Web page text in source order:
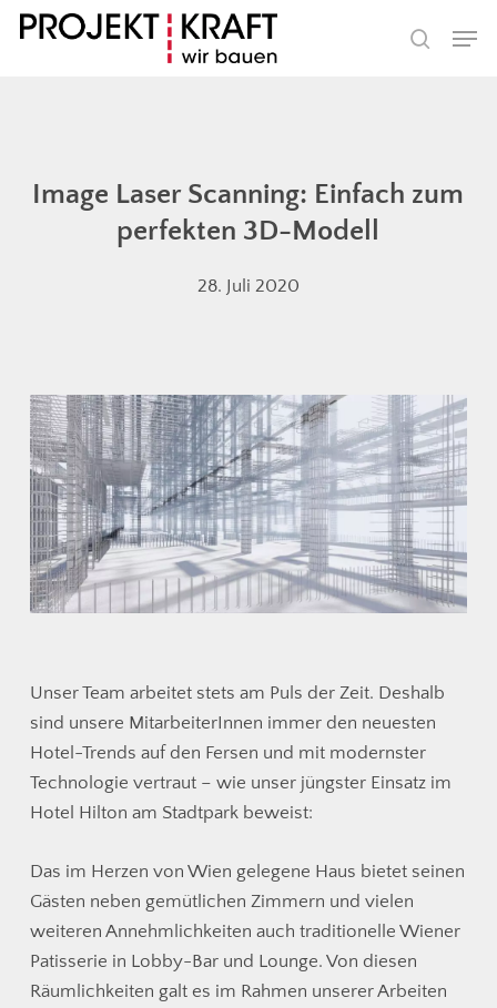
Skip
search
Image Laser Scanning: Einfach zum
perfekten 3D-Modell
28. Juli 2020
Unser Team arbeitet stets am Puls der Zeit. Deshalb
sind unsere MitarbeiterInnen immer den neuesten
Hotel-Trends auf den Fersen und mit modernster
Technologie vertraut – wie unser jüngster Einsatz im
Hotel Hilton am Stadtpark beweist:
Das im Herzen von Wien gelegene Haus bietet seinen
Gästen neben gemütlichen Zimmern und vielen
weiteren Annehmlichkeiten auch traditionelle Wiener
Patisserie in Lobby-Bar und Lounge. Von diesen
Räumlichkeiten galt es im Rahmen unserer Arbeiten